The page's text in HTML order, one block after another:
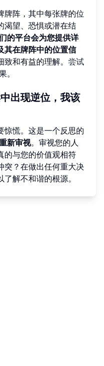
牌阵，其中每张牌的位
渴望、恐惧或潜在结
的平台会为您提供详
其在牌阵中的位置信
和有益的理解。 尝试
。
出现逆位，我该
惊慌。这是一个反思的
新审视。审视您的人
的与您的价值观相符
突？在做出任何重大决
解不和谐的根源。